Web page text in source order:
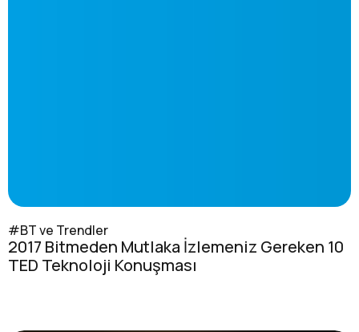
#BT ve Trendler
2017 Bitmeden Mutlaka İzlemeniz Gereken 10
TED Teknoloji Konuşması